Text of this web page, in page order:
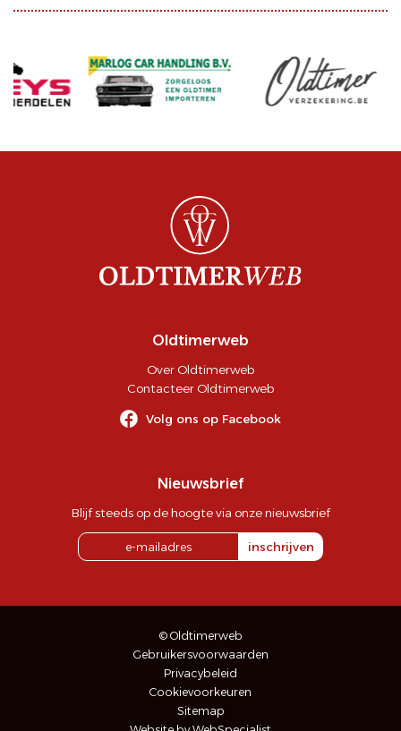
Oldtimerweb
Over Oldtimerweb
Contacteer Oldtimerweb
Volg ons op Facebook
Nieuwsbrief
Blijf steeds op de hoogte via onze nieuwsbrief
inschrijven
© Oldtimerweb
Gebruikersvoorwaarden
Privacybeleid
Cookievoorkeuren
Sitemap